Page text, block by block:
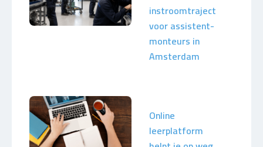
instroomtraject
voor assistent-
monteurs in
Amsterdam
Online
leerplatform